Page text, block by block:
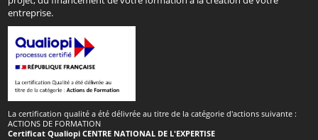
entreprise.
La certification qualité a été délivrée au titre de la catégorie d'actions suivante :
ACTIONS DE FORMATION
Certificat Qualiopi CENTRE NATIONAL DE L'EXPERTISE